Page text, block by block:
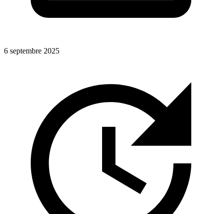
6 septembre 2025